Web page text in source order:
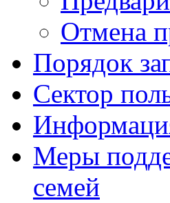
Отмена
Порядок
Сектор
Меры
семей